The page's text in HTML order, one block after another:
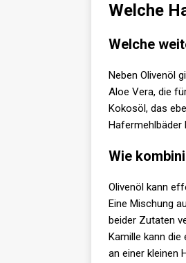
Welche
Welche
Neben Olivenöl
Aloe Vera, die
Kokosöl, das
Hafermehlbäder
Wie
Olivenöl kann
Eine Mischung
beider Zutaten
Kamille kann
an einer kleinen